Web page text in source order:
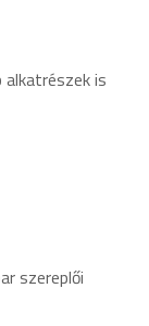
alkatrészek is
szereplői